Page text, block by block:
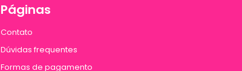
Páginas
Contato
Dúvidas frequentes
Formas de pagamento